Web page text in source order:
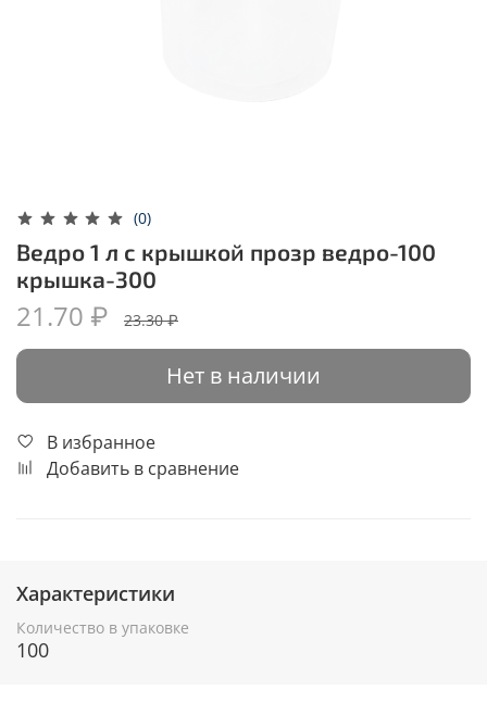
(0)
Ведро 1 л с крышкой прозр ведро-100
крышка-300
21.70 ₽ 23.30 ₽
Нет в наличии
В избранное
Добавить в сравнение
Характеристики
Количество в упаковке
100